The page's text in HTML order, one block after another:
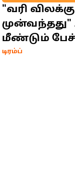
"வரி
முன்வந்தது"
மீண்டும்
டிரம்ப்